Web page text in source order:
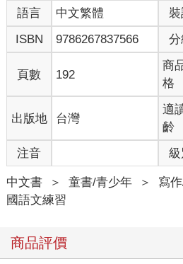
語言 中文繁體
ISBN
9786267837566 分
頁數 192
商
格
出版地 台灣
適
齡
注音 級
中文書 ＞ 童書/青少年 ＞ 寫
國語文練習
商品評價